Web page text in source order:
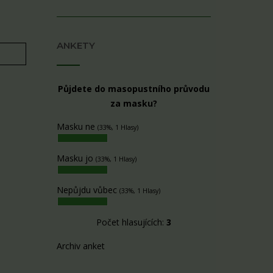
ANKETY
Půjdete do masopustního průvodu
za masku?
Masku ne (33%, 1 Hlasy)
Masku jo (33%, 1 Hlasy)
Nepůjdu vůbec (33%, 1 Hlasy)
Počet hlasujících: 3
Archiv anket